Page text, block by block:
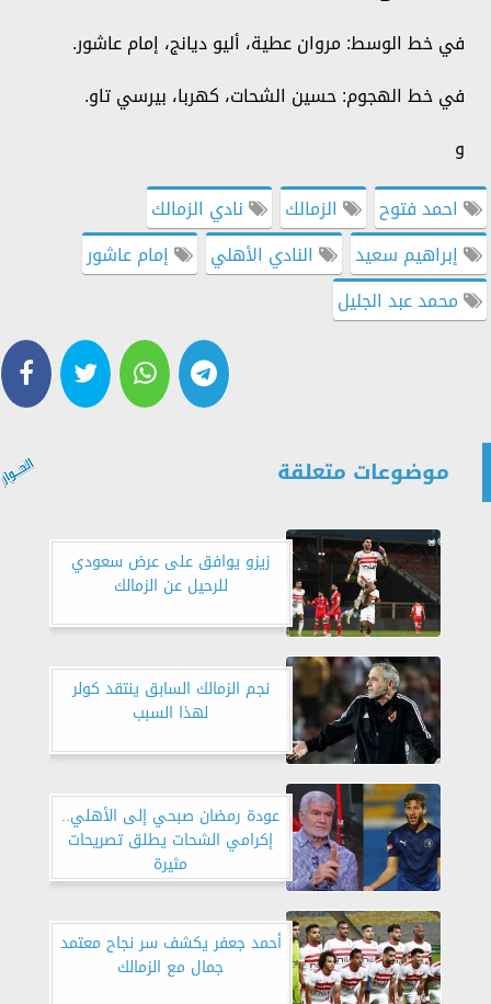
في خط الوسط: مروان عطية، أليو ديانج، إمام عاشور.
في خط الهجوم: حسين الشحات، كهربا، بيرسي تاو.
و
احمد فتوح
الزمالك
نادي الزمالك
إبراهيم سعيد
النادي الأهلي
إمام عاشور
محمد عبد الجليل
موضوعات متعلقة
زيزو يوافق على عرض سعودي
للرحيل عن الزمالك
نجم الزمالك السابق ينتقد كولر
لهذا السبب
عودة رمضان صبحي إلى الأهلي..
إكرامي الشحات يطلق تصريحات
مثيرة
أحمد جعفر يكشف سر نجاح معتمد
جمال مع الزمالك